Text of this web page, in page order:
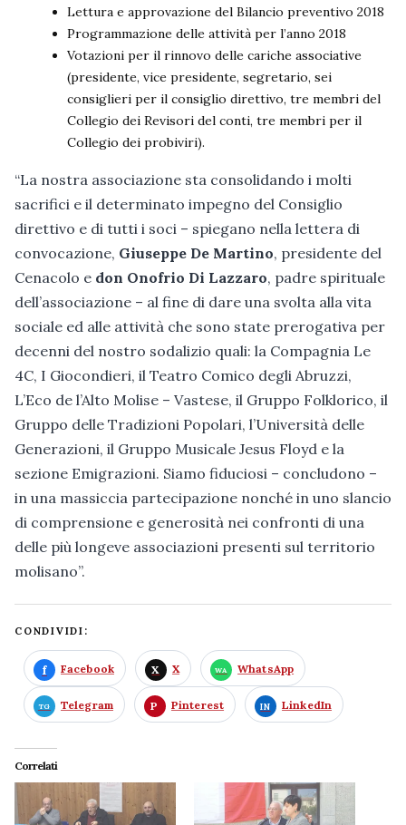
Lettura e approvazione del Bilancio preventivo 2018
Programmazione delle attività per l’anno 2018
Votazioni per il rinnovo delle cariche associative
(presidente, vice presidente, segretario, sei
consiglieri per il consiglio direttivo, tre membri del
Collegio dei Revisori del conti, tre membri per il
Collegio dei probiviri).
“La nostra associazione sta consolidando i molti
sacrifici e il determinato impegno del Consiglio
direttivo e di tutti i soci – spiegano nella lettera di
convocazione, Giuseppe De Martino, presidente del
Cenacolo e don Onofrio Di Lazzaro, padre spirituale
dell’associazione – al fine di dare una svolta alla vita
sociale ed alle attività che sono state prerogativa per
decenni del nostro sodalizio quali: la Compagnia Le
4C, I Giocondieri, il Teatro Comico degli Abruzzi,
L’Eco de l’Alto Molise – Vastese, il Gruppo Folklorico, il
Gruppo delle Tradizioni Popolari, l’Università delle
Generazioni, il Gruppo Musicale Jesus Floyd e la
sezione Emigrazioni. Siamo fiduciosi – concludono –
in una massiccia partecipazione nonché in uno slancio
di comprensione e generosità nei confronti di una
delle più longeve associazioni presenti sul territorio
molisano”.
CONDIVIDI:
Facebook X WhatsApp
Telegram Pinterest LinkedIn
Correlati